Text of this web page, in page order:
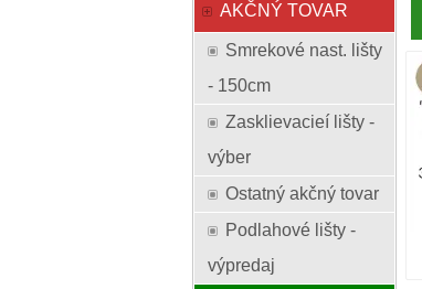
AKČNÝ TOVAR
Smrekové nast. lišty
- 150cm
Zasklievacieí lišty -
výber
Ostatný akčný tovar
Podlahové lišty -
výpredaj